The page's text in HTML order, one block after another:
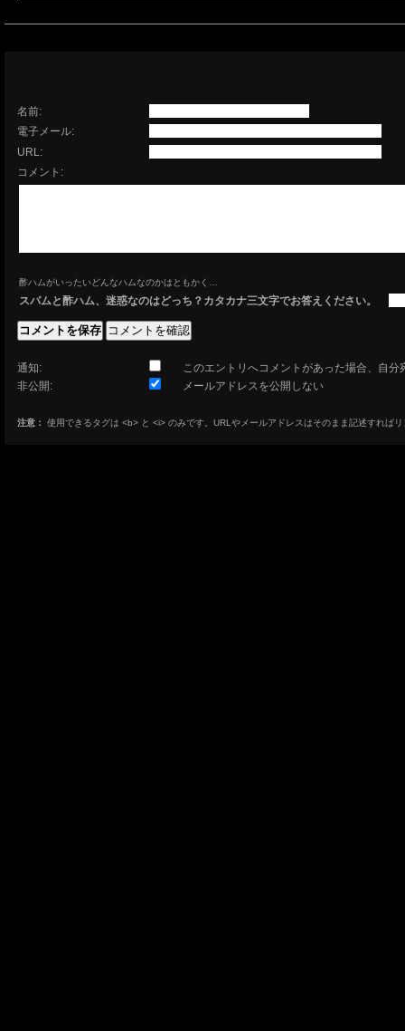
名前:
電子メール:
URL:
コメント:
酢ハムがいったいどんなハムなのかはともかく…
スパムと酢ハム、迷惑なのはどっち？カタカナ三文字でお答えください。
通知:
このエントリへコメントがあった場合、自分
非公開:
メールアドレスを公開しない
注意： 使用できるタグは <b> と <i> のみです。URLやメールアドレスはそのまま記述すれば